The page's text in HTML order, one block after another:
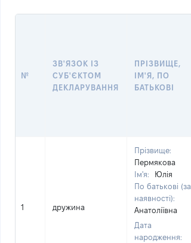
№
ЗВ'ЯЗОК ІЗ
СУБ'ЄКТОМ
ДЕКЛАРУВАННЯ
ПРІЗВИЩЕ,
ІМ'Я, ПО
БАТЬКОВІ
1 дружина
Прізвище:
Пермякова
Ім'я:
Юлія
По батькові (за
наявності):
Анатоліївна
Дата
народження: